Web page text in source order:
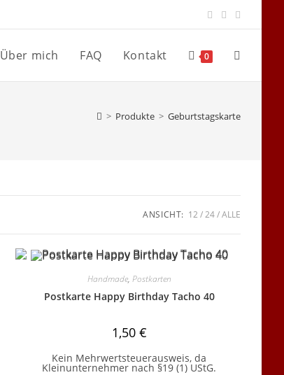
Über mich FAQ Kontakt 0 Website-
> Produkte > Geburtstagskarte
ANSICHT: 12 24 ALLE
Handmade, Postkarten
Postkarte Happy Birthday Tacho 40
1,50 €
Kein Mehrwertsteuerausweis, da
Kleinunternehmer nach §19 (1) UStG.